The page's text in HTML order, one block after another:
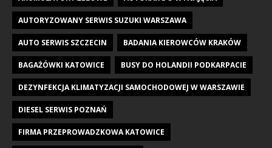
AUTORYZOWANY SERWIS SUZUKI WARSZAWA
AUTO SERWIS SZCZECIN BADANIA KIEROWCÓW KRAKÓW
BAGAŻÓWKI KATOWICE BUSY DO HOLANDII PODKARPACIE
DEZYNFEKCJA KLIMATYZACJI SAMOCHODOWEJ W WARSZAWIE
DIESEL SERWIS POZNAŃ
FIRMA PRZEPROWADZKOWA KATOWICE